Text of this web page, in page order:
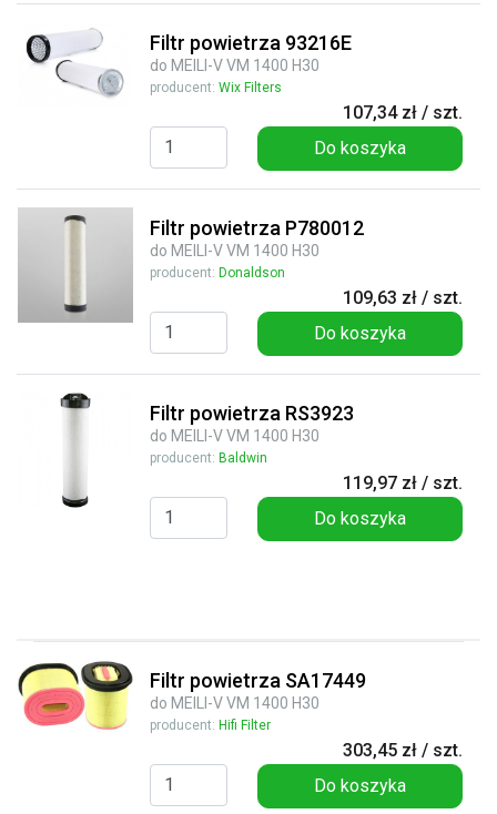
Filtr powietrza 93216E
do MEILI-V VM 1400 H30
producent: Wix Filters
107,34 zł / szt.
Do koszyka
Filtr powietrza P780012
do MEILI-V VM 1400 H30
producent: Donaldson
109,63 zł / szt.
Do koszyka
Filtr powietrza RS3923
do MEILI-V VM 1400 H30
producent: Baldwin
119,97 zł / szt.
Do koszyka
Filtr powietrza SA17449
do MEILI-V VM 1400 H30
producent: Hifi Filter
303,45 zł / szt.
Do koszyka